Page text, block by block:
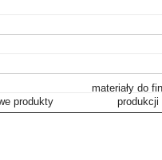
produkty
produkty produkcji
produkcji
materiały do
materiały do